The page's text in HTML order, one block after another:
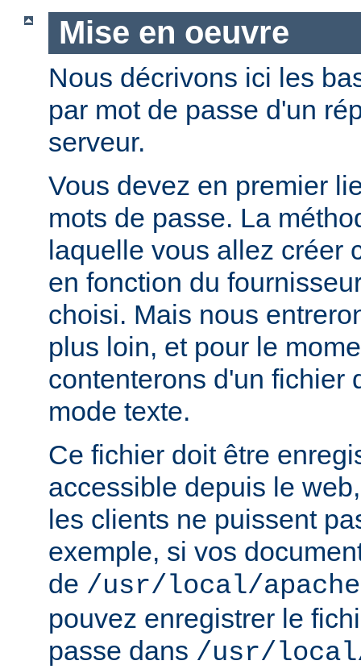
Mise en oeuvre
Nous décrivons ici les
par mot de passe d'un
serveur.
Vous devez en premier
mots de passe. La
laquelle vous allez créer
en fonction du
choisi. Mais nous
plus loin, et pour le
contenterons d'un fichier
mode texte.
Ce fichier doit être
accessible depuis le
les clients ne puissent
exemple, si vos
de /usr/local/
pouvez enregistrer le
passe dans /usr/local/